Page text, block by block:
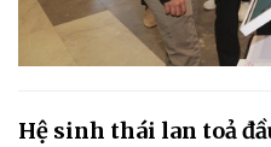
Hệ sinh thái lan toả